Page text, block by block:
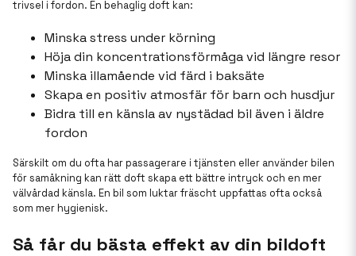
trivsel i fordon. En behaglig doft kan:
Minska stress under körning
Höja din koncentrationsförmåga vid längre resor
Minska illamående vid färd i baksäte
Skapa en positiv atmosfär för barn och husdjur
Bidra till en känsla av nystädad bil även i äldre
fordon
Särskilt om du ofta har passagerare i tjänsten eller använder bilen
för samåkning kan rätt doft skapa ett bättre intryck och en mer
välvårdad känsla. En bil som luktar fräscht uppfattas ofta också
som mer hygienisk.
Så får du bästa effekt av din bildoft